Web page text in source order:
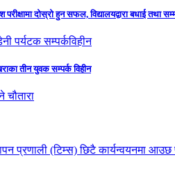
दोस्रो हुन सफल, विद्यालयद्वारा बधाई तथा
तीन युवक सम्पर्क विहीन